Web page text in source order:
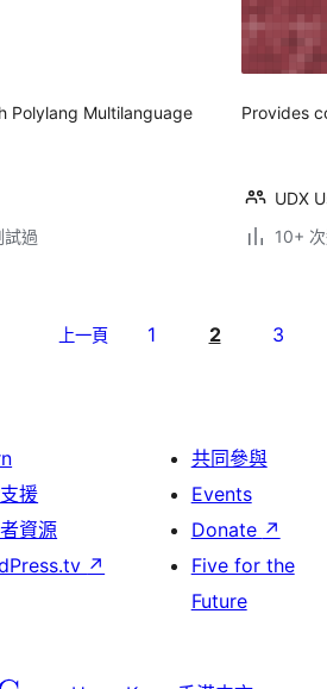
Polylang Multilanguage
過
Provides
UDX
10+
上一頁 1 2 3
援
資源
↗
共同參與
Events
Donate ↗
Five for the
Future